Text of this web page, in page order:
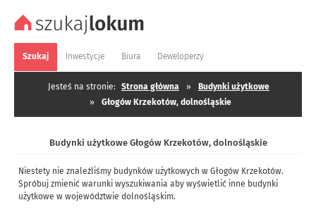
Szukaj Inwestycje Biura Deweloperzy
Jesteś na stronie: Strona główna »
Budynki użytkowe
»
Głogów Krzekotów, dolnośląskie
Budynki użytkowe Głogów Krzekotów, dolnośląskie
Niestety nie znaleźliśmy budynków użytkowych w Głogów Krzekotów.
Spróbuj zmienić warunki wyszukiwania aby wyświetlić inne budynki
użytkowe w województwie dolnośląskim.